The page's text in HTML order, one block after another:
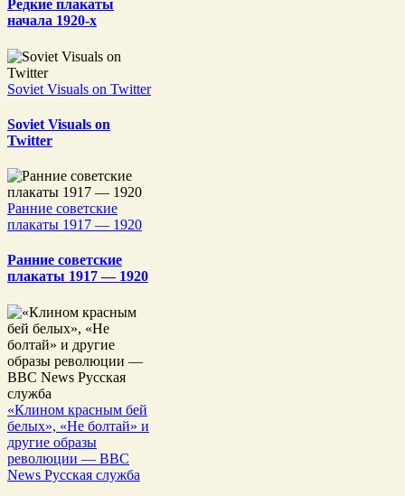
Редкие плакаты
начала 1920-х
Soviet Visuals on Twitter
Soviet Visuals on
Twitter
Ранние советские
плакаты 1917 — 1920
Ранние советские
плакаты 1917 — 1920
«Клином красным бей
белых», «Не болтай» и
другие образы
революции — BBC
News Русская служба